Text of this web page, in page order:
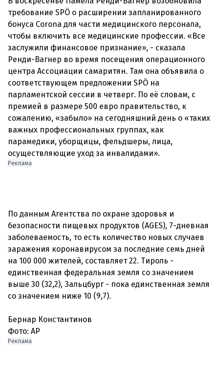
требование SPÖ о расширении запланированного
бонуса Corona для части медицинского персонала,
чтобы включить все медицинские профессии. «Все
заслужили финансовое признание», - сказала
Ренди-Вагнер во время посещения операционного
центра Ассоциации самаритян. Там она объявила о
соответствующем предложении SPÖ на
парламентской сессии в четверг. По её словам, с
премией в размере 500 евро правительство, к
сожалению, «забыло» на сегодняшний день о «таких
важных профессиональных группах, как
парамедики, уборщицы, фельдшеры, лица,
Реклама
По данным Агентства по охране здоровья и
безопасности пищевых продуктов (AGES), 7-дневная
заболеваемость, то есть количество новых случаев
заражения коронавирусом за последние семь дней
на 100 000 жителей, составляет 22. Тироль -
единственная федеральная земля со значением
выше 30 (32,2), Зальцбург - пока единственная земля
со значением ниже 10 (9,7).
Бернар Константинов
Фото: AP
Реклама